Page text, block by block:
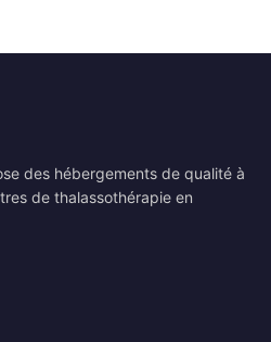
des hébergements de qualité à
de thalassothérapie en